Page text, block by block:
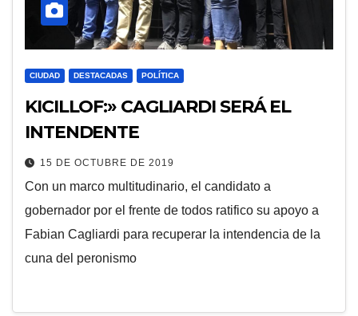
CIUDAD DESTACADAS POLÍTICA
KICILLOF:» CAGLIARDI SERÁ EL
INTENDENTE
15 DE OCTUBRE DE 2019
Con un marco multitudinario, el candidato a
gobernador por el frente de todos ratifico su apoyo a
Fabian Cagliardi para recuperar la intendencia de la
cuna del peronismo